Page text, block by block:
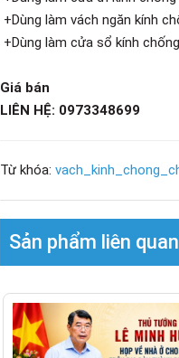
+Dùng làm vách ngăn kính
+Dùng làm cửa sổ kính
Giá bán
LIÊN HỆ: 0973348699
Từ khóa:
Sản phẩm liên quan